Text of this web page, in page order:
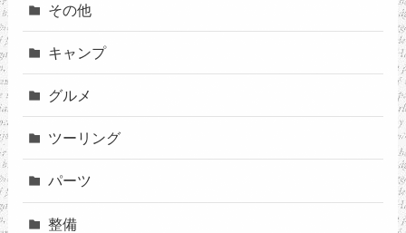
その他
キャンプ
グルメ
ツーリング
パーツ
整備